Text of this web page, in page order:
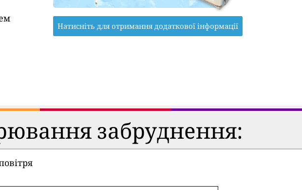
Натисніть для отримання додаткової інформації
забруднення: